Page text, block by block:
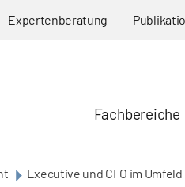
Expertenberatung
Fachbereiche
Executive und CFO im